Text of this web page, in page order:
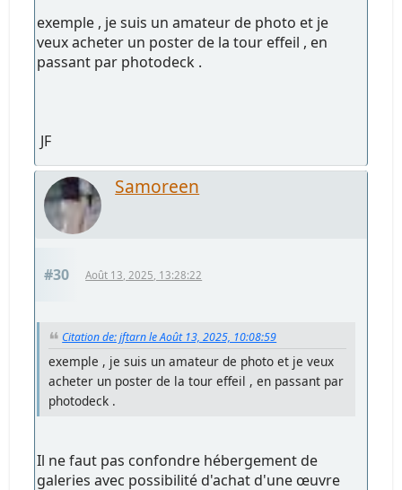
exemple , je suis un amateur de photo et je
veux acheter un poster de la tour effeil , en
passant par photodeck .
JF
Samoreen
#30 Août 13, 2025, 13:28:22
Citation de: jftarn le Août 13, 2025, 10:08:59
exemple , je suis un amateur de photo et je veux
acheter un poster de la tour effeil , en passant par
photodeck .
Il ne faut pas confondre hébergement de
galeries avec possibilité d'achat d'une œuvre